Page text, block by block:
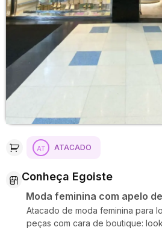
ATACADO
Conheça Egoiste
Moda feminina com apelo
Atacado de moda feminina para
peças com cara de boutique: